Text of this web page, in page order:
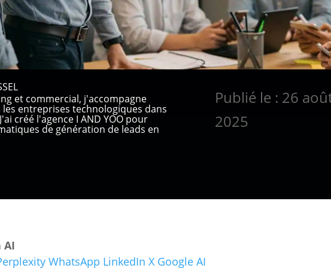
et commercial, j'accompagne
les entreprises technologiques dans
créé l'agence I AND YOO pour
de génération de leads en
Publié le : 26
2025
AI
WhatsApp LinkedIn X Google AI